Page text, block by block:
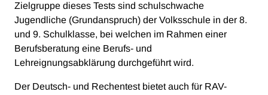
Zielgruppe dieses Tests sind schulschwache
Jugendliche (Grundanspruch) der Volksschule in der 8.
und 9. Schulklasse, bei welchen im Rahmen einer
Berufsberatung eine Berufs- und
Lehreignungsabklärung durchgeführt wird.
Der Deutsch- und Rechentest bietet auch für RAV-